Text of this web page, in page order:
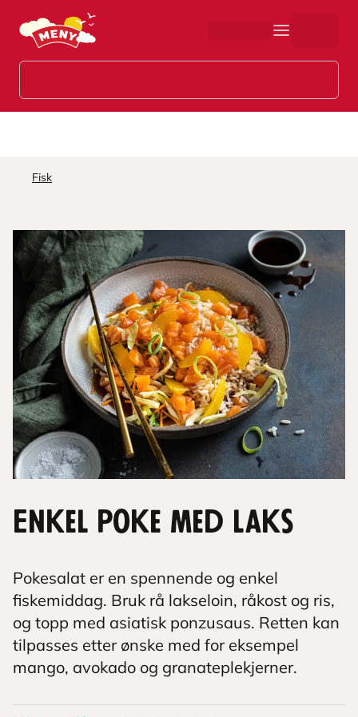
Hopp til hovedinnhold
Fisk
Enkel poke med laks
Pokesalat er en spennende og enkel
fiskemiddag. Bruk rå lakseloin, råkost og ris,
og topp med asiatisk ponzusaus. Retten kan
tilpasses etter ønske med for eksempel
mango, avokado og granateplekjerner.